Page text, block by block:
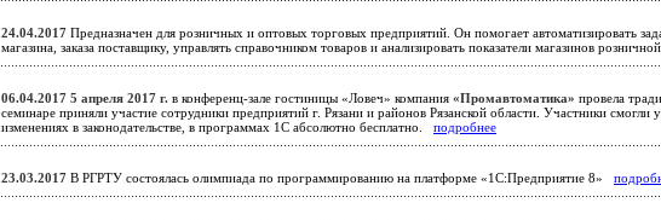
24.04.2017 Предназначен для розничных и оптовых торговых предприятий. Он помогает автоматизировать
магазина, заказа поставщику, управлять справочником товаров и анализировать показатели магазинов
06.04.2017 5 апреля 2017 г. в конференц-зале гостиницы «Ловеч» компания «Промавтоматика» провела
семинаре приняли участие сотрудники предприятий г. Рязани и районов Рязанской области. Участники
изменениях в законодательстве, в программах 1С абсолютно бесплатно. подробнее
23.03.2017 В РГРТУ состоялась олимпиада по программированию на платформе «1С:Предприятие 8»